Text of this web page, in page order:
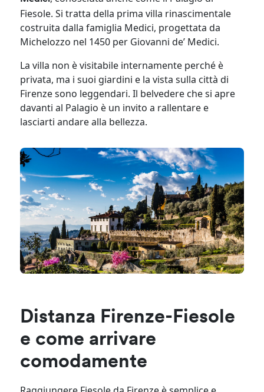
Fiesole. Si tratta della prima villa rinascimentale
costruita dalla famiglia Medici, progettata da
Michelozzo nel 1450 per Giovanni de’ Medici.
La villa non è visitabile internamente perché è
privata, ma i suoi giardini e la vista sulla città di
Firenze sono leggendari. Il belvedere che si apre
davanti al Palagio è un invito a rallentare e
lasciarti andare alla bellezza.
Distanza Firenze-Fiesole
e come arrivare
comodamente